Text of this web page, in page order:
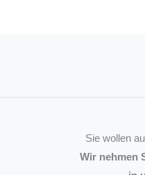
Sie wollen
Wir nehmen